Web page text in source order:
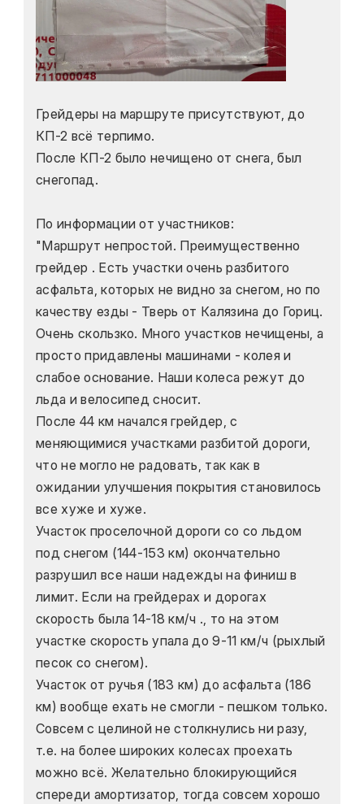
Грейдеры на маршруте присутствуют, до
КП-2 всё терпимо.
После КП-2 было нечищено от снега, был
снегопад.
По информации от участников:
"Маршрут непростой. Преимущественно
грейдер . Есть участки очень разбитого
асфальта, которых не видно за снегом, но по
качеству езды - Тверь от Калязина до Гориц.
Очень скользко. Много участков нечищены, а
просто придавлены машинами - колея и
слабое основание. Наши колеса режут до
льда и велосипед сносит.
После 44 км начался грейдер, с
меняющимися участками разбитой дороги,
что не могло не радовать, так как в
ожидании улучшения покрытия становилось
все хуже и хуже.
Участок проселочной дороги со со льдом
под снегом (144-153 км) окончательно
разрушил все наши надежды на финиш в
лимит. Если на грейдерах и дорогах
скорость была 14-18 км/ч ., то на этом
участке скорость упала до 9-11 км/ч (рыхлый
песок со снегом).
Участок от ручья (183 км) до асфальта (186
км) вообще ехать не смогли - пешком только.
Совсем с целиной не столкнулись ни разу,
т.е. на более широких колесах проехать
можно всё. Желательно блокирующийся
спереди амортизатор, тогда совсем хорошо